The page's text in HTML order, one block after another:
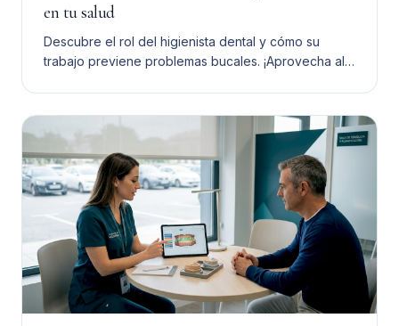
en tu salud
Descubre el rol del higienista dental y cómo su
trabajo previene problemas bucales. ¡Aprovecha al